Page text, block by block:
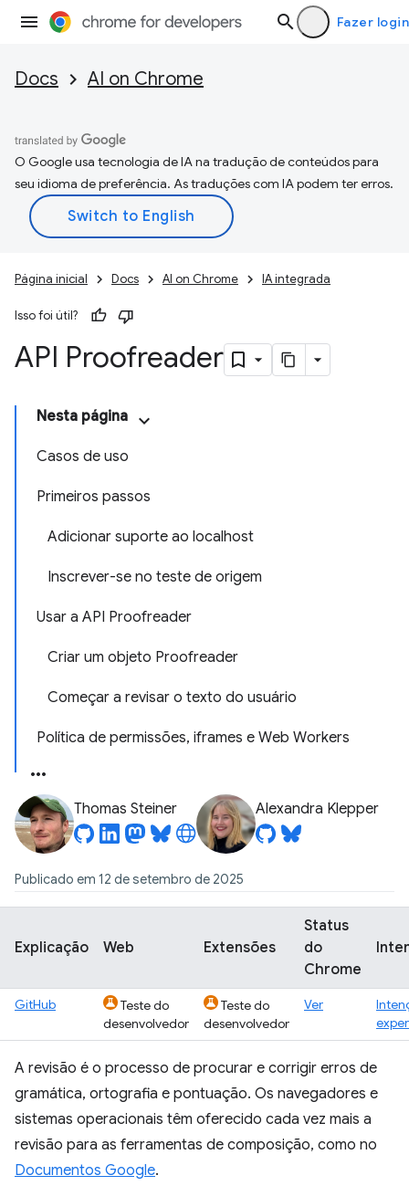
Fazer login
Docs AI on Chrome
O Google usa tecnologia de IA na tradução de conteúdos para
seu idioma de preferência. As traduções com IA podem ter erros.
Página inicial Docs AI on Chrome IA integrada
Isso foi útil?
API Proofreader
Nesta página
Casos de uso
Primeiros passos
Adicionar suporte ao localhost
Inscrever-se no teste de origem
Usar a API Proofreader
Criar um objeto Proofreader
Começar a revisar o texto do usuário
Política de permissões, iframes e Web Workers
Thomas Steiner Alexandra Klepper
Publicado em 12 de setembro de 2025
Explicação Web Extensões
Status
do
Chrome
GitHub
Teste do
desenvolvedor
Teste do
desenvolvedor
Ver
A revisão é o processo de procurar e corrigir erros de
gramática, ortografia e pontuação. Os navegadores e
sistemas operacionais têm oferecido cada vez mais a
revisão para as ferramentas de composição, como no
Documentos Google.